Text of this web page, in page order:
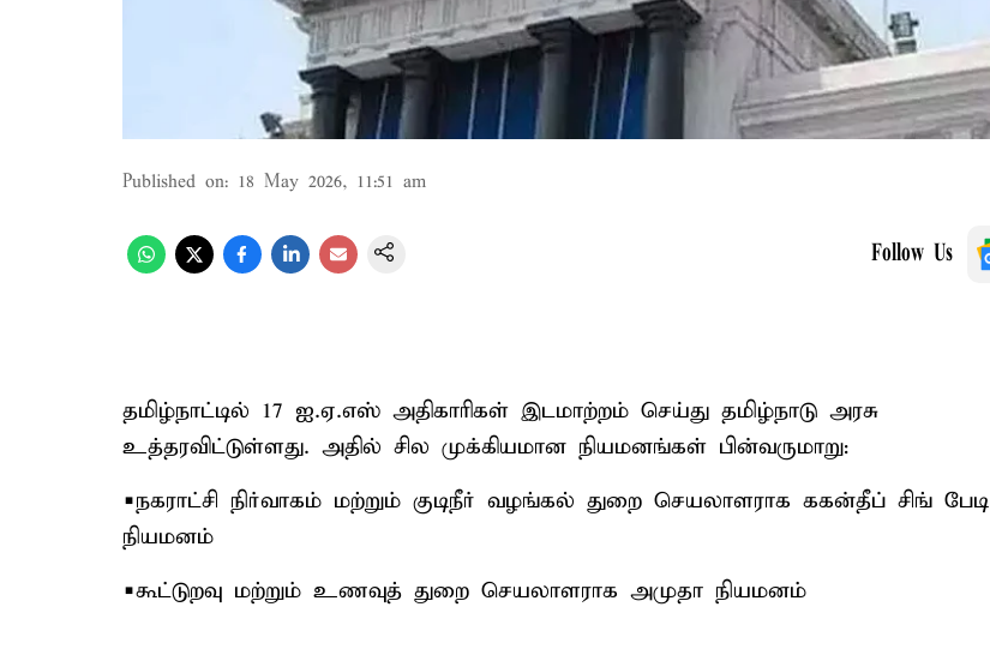
Published on: 18 May 2026, 11:51 am
Follow Us
தமிழ்நாட்டில் 17 ஐ.ஏ.எஸ் அதிகாரிகள் இடமாற்றம் செய்து தமிழ்நாடு அரசு
உத்தரவிட்டுள்ளது. அதில் சில முக்கியமான நியமனங்கள் பின்வருமாறு:
▪️நகராட்சி நிர்வாகம் மற்றும் குடிநீர் வழங்கல் துறை செயலாளராக ககன்தீப் சிங் பேடி
நியமனம்
▪️கூட்டுறவு மற்றும் உணவுத் துறை செயலாளராக அமுதா நியமனம்